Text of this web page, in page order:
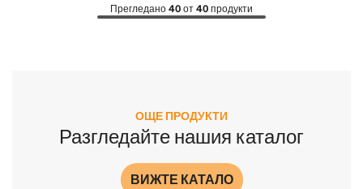
Прегледано40от40продукти
ОЩЕ ПРОДУКТИ
Разгледайте нашия каталог
ВИЖТЕ КАТАЛО